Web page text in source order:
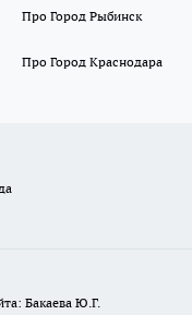
Про Город Рыбинск
Про Город Краснодара
Бакаева Ю.Г.